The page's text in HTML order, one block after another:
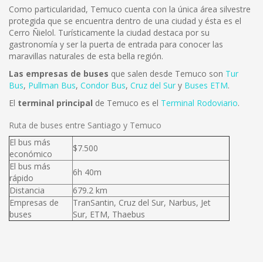
Como particularidad, Temuco cuenta con la única área silvestre
protegida que se encuentra dentro de una ciudad y ésta es el
Cerro Ñielol. Turísticamente la ciudad destaca por su
gastronomía y ser la puerta de entrada para conocer las
maravillas naturales de esta bella región.
Las empresas de buses que salen desde Temuco son Tur
Bus, Pullman Bus, Condor Bus, Cruz del Sur y Buses ETM.
El terminal principal de Temuco es el Terminal Rodoviario.
Ruta de buses entre Santiago y Temuco
El bus más
económico
$7.500
El bus más
rápido
6h 40m
Distancia
679.2 km
Empresas de
buses
TranSantin, Cruz del Sur, Narbus, Jet
Sur, ETM, Thaebus